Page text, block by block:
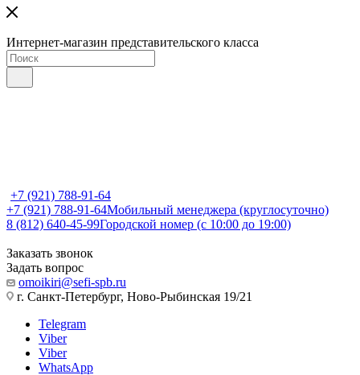
Интернет-магазин представительского класса
+7 (921) 788-91-64
+7 (921) 788-91-64Мобильный менеджера (круглосуточно)
8 (812) 640-45-99Городской номер (с 10:00 до 19:00)
Заказать звонок
Задать вопрос
omoikiri@sefi-spb.ru
г. Санкт-Петербург, Ново-Рыбинская 19/21
Telegram
Viber
Viber
WhatsApp